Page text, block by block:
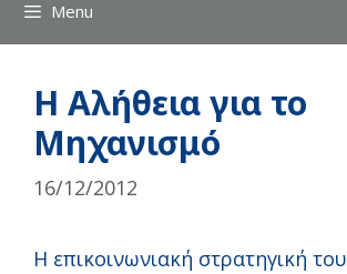
Menu
Η Αλήθεια για το
Μηχανισμό
16/12/2012
Η επικοινωνιακή στρατηγική του